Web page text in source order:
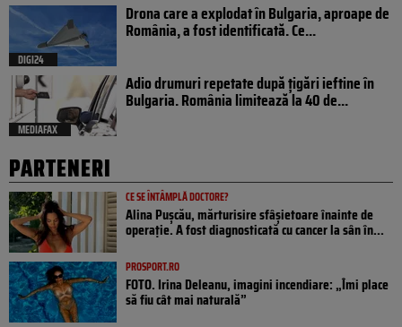
DIGI24
Drona care a explodat în Bulgaria, aproape de
România, a fost identificată. Ce...
MEDIAFAX
Adio drumuri repetate după țigări ieftine în
Bulgaria. România limitează la 40 de...
PARTENERI
CE SE ÎNTÂMPLĂ DOCTORE?
Alina Pușcău, mărturisire sfâșietoare înainte de
operație. A fost diagnosticată cu cancer la sân în...
PROSPORT.RO
FOTO. Irina Deleanu, imagini incendiare: „Îmi place
să fiu cât mai naturală”